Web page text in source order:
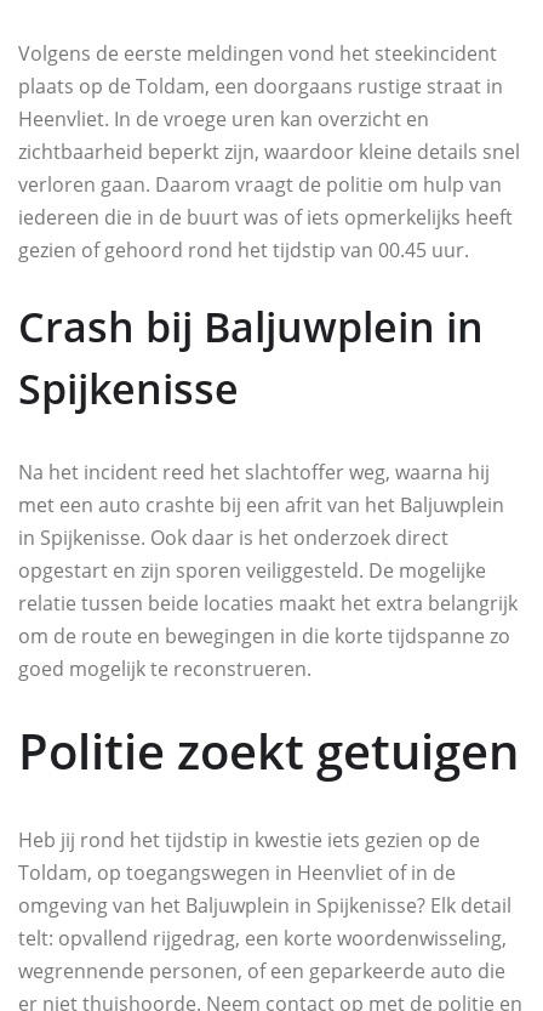
Volgens de eerste meldingen vond het steekincident
plaats op de Toldam, een doorgaans rustige straat in
Heenvliet. In de vroege uren kan overzicht en
zichtbaarheid beperkt zijn, waardoor kleine details snel
verloren gaan. Daarom vraagt de politie om hulp van
iedereen die in de buurt was of iets opmerkelijks heeft
gezien of gehoord rond het tijdstip van 00.45 uur.
Crash bij Baljuwplein in
Spijkenisse
Na het incident reed het slachtoffer weg, waarna hij
met een auto crashte bij een afrit van het Baljuwplein
in Spijkenisse. Ook daar is het onderzoek direct
opgestart en zijn sporen veiliggesteld. De mogelijke
relatie tussen beide locaties maakt het extra belangrijk
om de route en bewegingen in die korte tijdspanne zo
goed mogelijk te reconstrueren.
Politie zoekt getuigen
Heb jij rond het tijdstip in kwestie iets gezien op de
Toldam, op toegangswegen in Heenvliet of in de
omgeving van het Baljuwplein in Spijkenisse? Elk detail
telt: opvallend rijgedrag, een korte woordenwisseling,
wegrennende personen, of een geparkeerde auto die
er niet thuishoorde. Neem contact op met de politie en